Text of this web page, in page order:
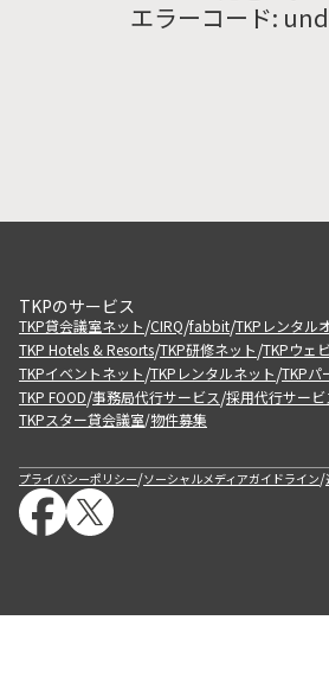
エラーコード:
TKPのサービス
TKP貸会議室ネット/CIRQ/fabbit/TKPレンタル
TKP Hotels & Resorts/TKP研修ネット/TKPウェ
TKPイベントネット/TKPレンタルネット/TKPパ
TKP FOOD/事務局代行サービス/採用代行サービ
TKPスター貸会議室/物件募集
プライバシーポリシー/ソーシャルメディアガイドライン/